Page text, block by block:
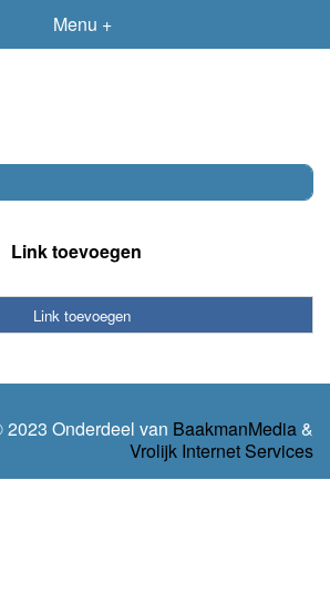
Menu +
Link toevoegen
Link toevoegen
Onderdeel van BaakmanMedia&
Vrolijk Internet Services